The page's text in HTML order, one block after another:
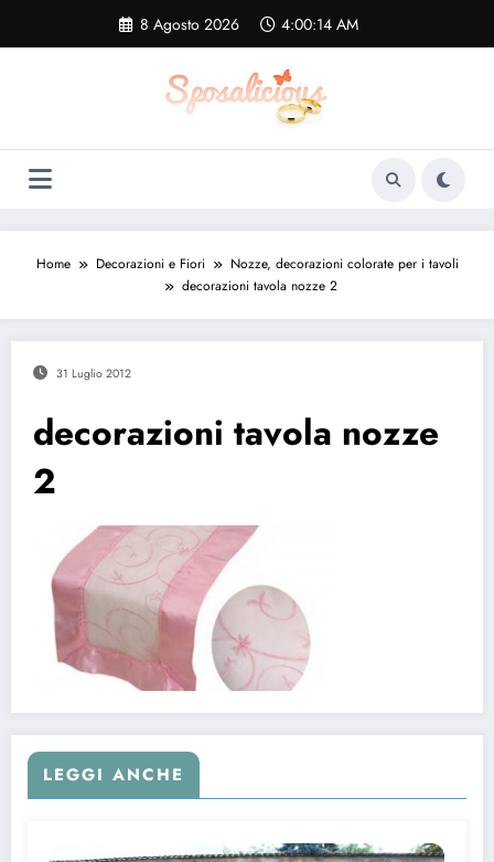
contenuto
8 Agosto 2026 4:00:15 AM
Home Decorazioni e Fiori
Nozze, decorazioni colorate per i tavoli
decorazioni tavola nozze 2
31 Luglio 2012
decorazioni tavola nozze
2
LEGGI ANCHE